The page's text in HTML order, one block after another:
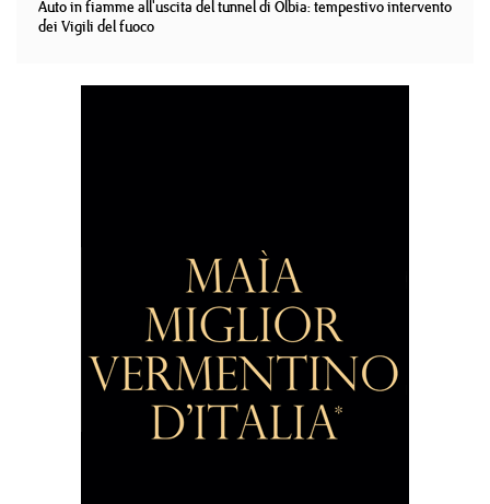
Auto in fiamme all'uscita del tunnel di Olbia: tempestivo intervento
dei Vigili del fuoco